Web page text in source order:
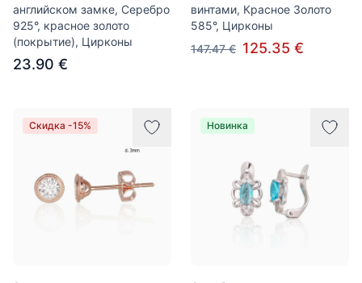
английском замке, Серебро
925°, красное золото
(покрытие), Цирконы
23.90 €
винтами, Красное Золото
585°, Цирконы
147.47 € 125.35 €
Скидка -15% Новинка